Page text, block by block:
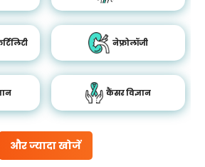
और ज्यादा खोजें
नेफ्रोलॉजी
कैंसर विज्ञान